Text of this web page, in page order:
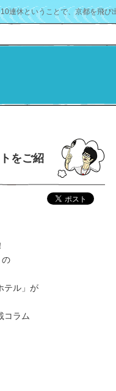
連休ということで、京都を飛び
をご紹
！
の
テル」が
コラム